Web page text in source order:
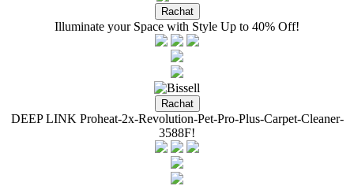
Illuminate your Space with Style Up to 40% Off!
DEEP LINK Proheat-2x-Revolution-Pet-Pro-Plus-Carpet-Cleaner-
3588F!